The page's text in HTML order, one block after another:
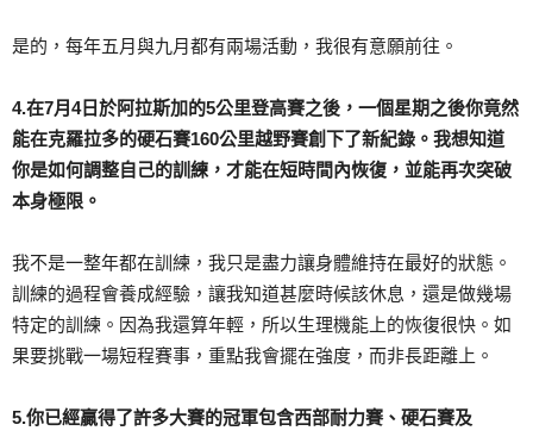
是的，每年五月與九月都有兩場活動，我很有意願前往。
4.在7月4日於阿拉斯加的5公里登高賽之後，一個星期之後你竟然
能在克羅拉多的硬石賽160公里越野賽創下了新紀錄。我想知道
你是如何調整自己的訓練，才能在短時間內恢復，並能再次突破
本身極限。
我不是一整年都在訓練，我只是盡力讓身體維持在最好的狀態。
訓練的過程會養成經驗，讓我知道甚麼時候該休息，還是做幾場
特定的訓練。因為我還算年輕，所以生理機能上的恢復很快。如
果要挑戰一場短程賽事，重點我會擺在強度，而非長距離上。
5.你已經贏得了許多大賽的冠軍包含西部耐力賽、硬石賽及